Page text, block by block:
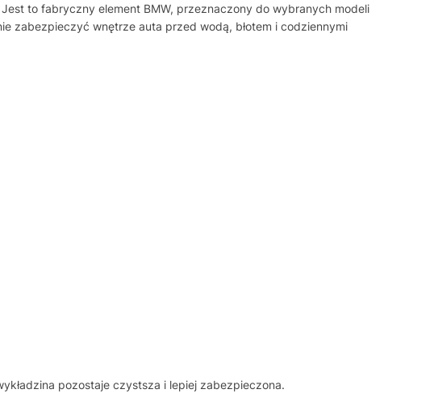
Jest to fabryczny element BMW, przeznaczony do wybranych modeli
zabezpieczyć wnętrze auta przed wodą, błotem i codziennymi
pozostaje czystsza i lepiej zabezpieczona.